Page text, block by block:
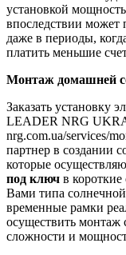
установкой
впоследствии может
даже в периоды,
платить меньшие
Монтаж домашней
Заказать установку
LEADER NRG
nrg.com.ua/services/
партнер в создании
которые
под ключ в
Вами типа
временные рамки
осуществить монтаж
сложности и